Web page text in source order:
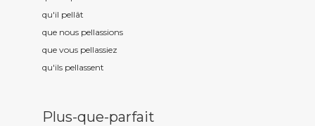
qu'il pellât
que nous pellassions
que vous pellassiez
qu'ils pellassent
Plus-que-parfait